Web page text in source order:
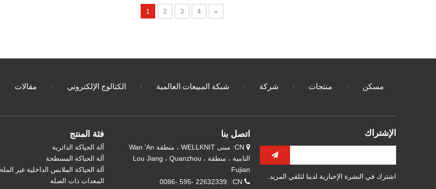
1 2 3 4 »
مسكن / منتجات / شركة / شبكة المبيعات العالمية / الكتالوج الإلكتروني / مقالات
فئة المنتج
آلة الحياكة الدائرية
آلة الحياكة المسطحة
آلة الحياكة الملابس الداخلية غير
المعدات ذات الصلة
اتصل بنا

CN: مبنى WELLKNIT ، منطقة Wan 'An
النامية ، منطقة Lou Jiang ، Quanzhou ،
Fujian

CN
:22632339 -595 -0086
الإشتراك
اشترك في النشرة الإخبارية لدينا لتلقي المزيد.